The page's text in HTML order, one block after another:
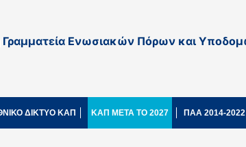
Γραμματεία Ενωσιακών Πόρων και
ΔΙΚΤΥΟ ΚΑΠ ΚΑΠ ΜΕΤΑ ΤΟ 2027 ΠΑΑ 2014-2022